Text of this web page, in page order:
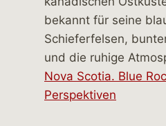
Nova Scotia. Blue
Perspektiven